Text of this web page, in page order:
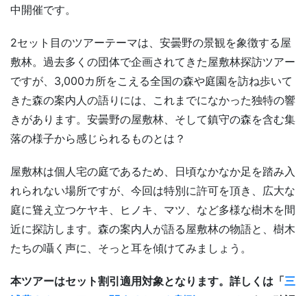
中開催です。
2セット目のツアーテーマは、安曇野の景観を象徴する屋
敷林。過去多くの団体で企画されてきた屋敷林探訪ツアー
ですが、3,000カ所をこえる全国の森や庭園を訪ね歩いて
きた森の案内人の語りには、これまでになかった独特の響
きがあります。安曇野の屋敷林、そして鎮守の森を含む集
落の様子から感じられるものとは？
屋敷林は個人宅の庭であるため、日頃なかなか足を踏み入
れられない場所ですが、今回は特別に許可を頂き、広大な
庭に聳え立つケヤキ、ヒノキ、マツ、など多様な樹木を間
近に探訪します。森の案内人が語る屋敷林の物語と、樹木
たちの囁く声に、そっと耳を傾けてみましょう。
本ツアーはセット割引適用対象となります。詳しくは「三